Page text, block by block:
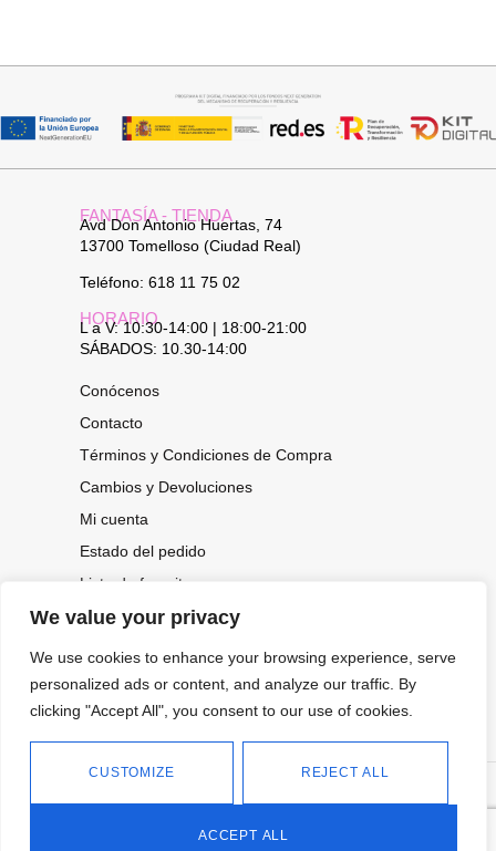
We value your privacy
We use cookies to enhance your browsing experience, serve
personalized ads or content, and analyze our traffic. By
clicking "Accept All", you consent to our use of cookies.
CUSTOMIZE REJECT ALL
ACCEPT ALL
FANTASÍA - TIENDA
Avd Don Antonio Huertas, 74
13700 Tomelloso (Ciudad Real)
Teléfono: 618 11 75 02
HORARIO
L a V: 10:30-14:00 | 18:00-21:00
SÁBADOS: 10.30-14:00
Conócenos
Contacto
Términos y Condiciones de Compra
Cambios y Devoluciones
Mi cuenta
Estado del pedido
Lista de favoritos
CONOCE NUESTRAS NOVEDADES,
OFERTAS...
2026.